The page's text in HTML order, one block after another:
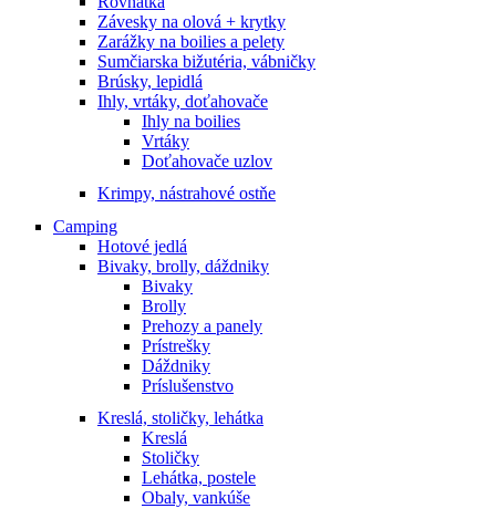
Závesky na olová + krytky
Zarážky na boilies a pelety
Sumčiarska bižutéria, vábničky
Brúsky, lepidlá
Ihly, vrtáky, doťahovače
Ihly na boilies
Vrtáky
Doťahovače uzlov
Krimpy, nástrahové ostňe
Camping
Hotové jedlá
Bivaky, brolly, dáždniky
Bivaky
Brolly
Prehozy a panely
Prístrešky
Dáždniky
Príslušenstvo
Kreslá, stoličky, lehátka
Kreslá
Stoličky
Lehátka, postele
Obaly, vankúše